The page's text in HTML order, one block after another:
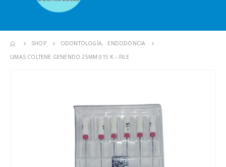
SHOP ODONTOLOGÍA,
ENDODONCIA
LIMAS COLTENE GENENDO 25MM 015 K – FILE